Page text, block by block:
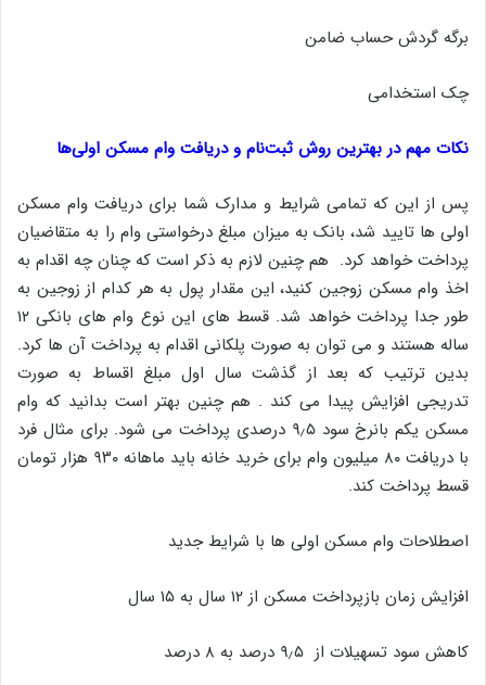
برگه گردش حساب ضامن
چک استخدامی
نکات مهم در بهترین روش ثبت‌نام و دریافت وام مسکن اولی‌ها
پس از این که تمامی شرایط و مدارک شما برای دریافت وام مسکن
اولی ها تایید شد، بانک به میزان مبلغ درخواستی وام را به متقاضیان
پرداخت خواهد کرد. هم چنین لازم به ذکر است که چنان چه اقدام به
اخذ وام مسکن زوجین کنید، این مقدار پول به هر کدام از زوجین به
طور جدا پرداخت خواهد شد. قسط های این نوع وام های بانکی ۱۲
ساله هستند و می توان به صورت پلکانی اقدام به پرداخت آن ها کرد.
بدین ترتیب که بعد از گذشت سال اول مبلغ اقساط به صورت
تدریجی افزایش پیدا می کند . هم چنین بهتر است بدانید که وام
مسکن یکم بانرخ سود ۹٫۵ درصدی پرداخت می شود. برای مثال فرد
با دریافت ۸۰ میلیون وام برای خرید خانه باید ماهانه ۹۳۰ هزار تومان
قسط پرداخت کند.
اصطلاحات وام مسکن اولی ها با شرایط جدید
افزایش زمان بازپرداخت مسکن از ۱۲ سال به ۱۵ سال
کاهش سود تسهیلات از ۹٫۵ درصد به ۸ درصد